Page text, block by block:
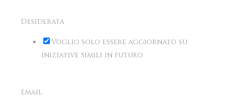
Desiderata
Voglio solo essere aggiornato su
iniziative simili in futuro
Email